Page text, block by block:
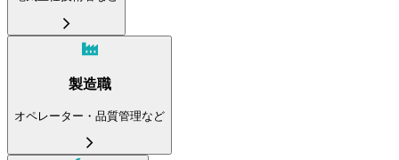
製造職
オペレーター・品質管理など